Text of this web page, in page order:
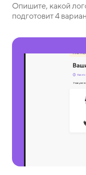
Опишите, какой
подготовит 4